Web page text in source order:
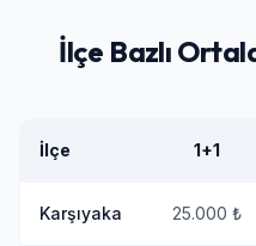
İlçe Bazlı
İlçe 1+1
Karşıyaka 25.000 ₺